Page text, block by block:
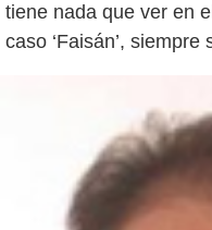
tiene nada que ver en el